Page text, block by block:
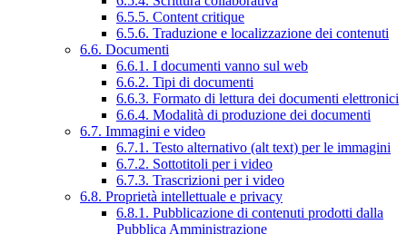
6.5.5. Content critique
6.5.6. Traduzione e localizzazione dei contenuti
6.6. Documenti
6.6.1. I documenti vanno sul web
6.6.2. Tipi di documenti
6.6.3. Formato di lettura dei documenti elettronici
6.6.4. Modalità di produzione dei documenti
6.7. Immagini e video
6.7.1. Testo alternativo (alt text) per le immagini
6.7.2. Sottotitoli per i video
6.7.3. Trascrizioni per i video
6.8. Proprietà intellettuale e privacy
6.8.1. Pubblicazione di contenuti prodotti dalla
Pubblica Amministrazione